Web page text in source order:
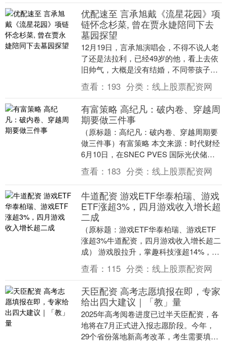
优配速至 言承旭戴《流星花园》项
链怀念杉菜, 曾在贾永婕陪同下去
墓园探望
12月19日，言承旭演唱会，不得不说人老
了还是法拉利，已经49岁的他，看上去依
旧帅气，大概是没有结婚，不同带孩子优
配速至，工作又那么顺心，所以看起来真
是比同龄人....
查看： 193 分类： 线上股票配资网
有富策略 高纪凡：破内卷、穿越周
期要做三件事
（原标题：高纪凡：破内卷、穿越周期要
做三件事）有富策略 本文来源：时代财经
6月10日，在SNEC PVES 国际光伏储能
大会上，天合光能董事长高纪凡表示，对
于....
查看： 183 分类： 线上股票配资网
牛道配资 游戏ETF华泰柏瑞、游戏
ETF涨超3%，四月游戏收入增长超
二成
（原标题：游戏ETF华泰柏瑞、游戏ETF
涨超3%牛道配资，四月游戏收入增长超二
成） 游戏股拉升，掌趣科技涨超14%，吉
比特、巨人网络、完美世界涨超5%，带动
游戏....
查看： 115 分类： 线上股票配资网
天臣配资 高考志愿填报在即，专家
给出四大建议｜「教」量
2025年高考阅卷进度已过半天臣配资，各
地将在7月正式进入报志愿阶段。今年，
29个省份落地新高考改革，考生需要填报